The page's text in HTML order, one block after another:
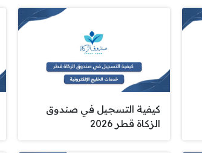
كيفية التسجيل في صندوق
الزكاة قطر 2026